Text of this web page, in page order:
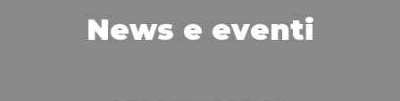
News e eventi